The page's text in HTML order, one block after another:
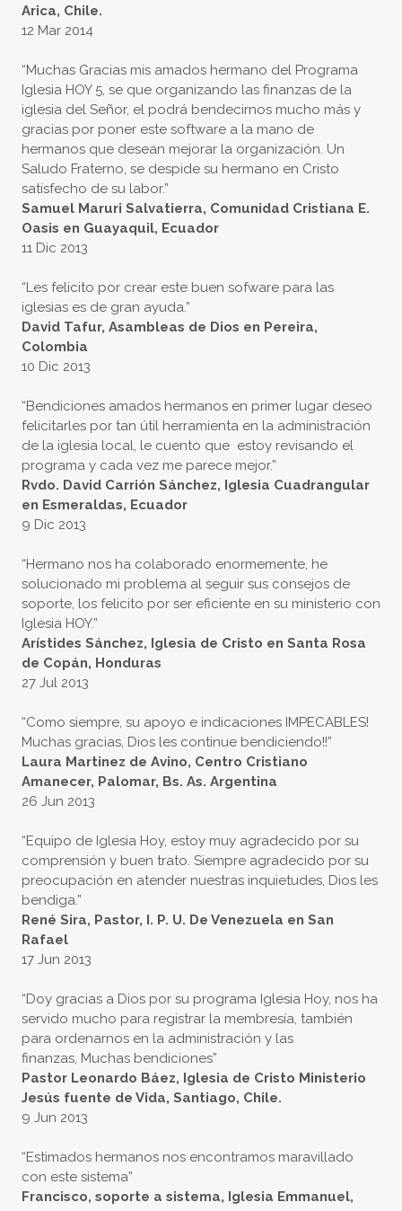
Arica, Chile.
12 Mar 2014
“Muchas Gracias mis amados hermano del Programa
Iglesia HOY 5, se que organizando las finanzas de la
iglesia del Señor, el podrá bendecirnos mucho más y
gracias por poner este software a la mano de
hermanos que desean mejorar la organización. Un
Saludo Fraterno, se despide su hermano en Cristo
satisfecho de su labor.”
Samuel Maruri Salvatierra, Comunidad Cristiana E.
Oasis en Guayaquil, Ecuador
11 Dic 2013
“Les felicito por crear este buen sofware para las
iglesias es de gran ayuda.”
David Tafur, Asambleas de Dios en Pereira,
Colombia
10 Dic 2013
“Bendiciones amados hermanos en primer lugar deseo
felicitarles por tan útil herramienta en la administración
de la iglesia local, le cuento que estoy revisando el
programa y cada vez me parece mejor.”
Rvdo. David Carrión Sánchez, Iglesia Cuadrangular
en Esmeraldas, Ecuador
9 Dic 2013
“Hermano nos ha colaborado enormemente, he
solucionado mi problema al seguir sus consejos de
soporte, los felicito por ser eficiente en su ministerio con
Iglesia HOY.”
Arístides Sánchez, Iglesia de Cristo en Santa Rosa
de Copán, Honduras
27 Jul 2013
“Como siempre, su apoyo e indicaciones IMPECABLES!
Muchas gracias, Dios les continue bendiciendo!!”
Laura Martinez de Avino, Centro Cristiano
Amanecer, Palomar, Bs. As. Argentina
26 Jun 2013
“Equipo de Iglesia Hoy, estoy muy agradecido por su
comprensión y buen trato. Siempre agradecido por su
preocupación en atender nuestras inquietudes, Dios les
bendiga.”
René Sira, Pastor, I. P. U. De Venezuela en San
Rafael
17 Jun 2013
“Doy gracias a Dios por su programa Iglesia Hoy, nos ha
servido mucho para registrar la membresía, también
para ordenarnos en la administración y las
finanzas, Muchas bendiciones”
Pastor Leonardo Báez, Iglesia de Cristo Ministerio
Jesús fuente de Vida, Santiago, Chile.
9 Jun 2013
“Estimados hermanos nos encontramos maravillado
con este sistema”
Francisco, soporte a sistema, Iglesia Emmanuel,